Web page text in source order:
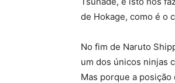
de Hokage, como é o
No fim de Naruto
um dos únicos ninjas
Mas porque a